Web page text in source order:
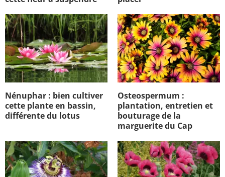
Nénuphar : bien cultiver
cette plante en bassin,
différente du lotus
Osteospermum :
plantation, entretien et
bouturage de la
marguerite du Cap